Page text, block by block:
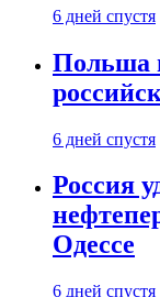
6 дней спустя
Польша
6 дней спустя
Россия
Одессе
6 дней спустя